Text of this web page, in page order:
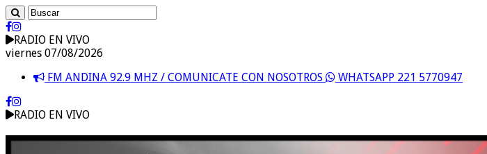
RADIO EN VIVO
viernes 07/08/2026
FM ANDINA 92.9 MHZ / COMUNICATE CON NOSOTROS
WHATSAPP 221 5770947
RADIO EN VIVO